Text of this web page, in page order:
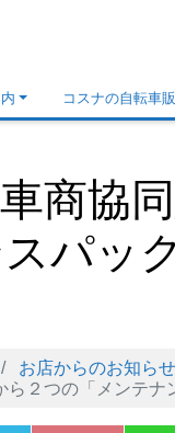
コスナの自転車
商協
スパッ
お店からのお知らせ
２つの「メンテナ